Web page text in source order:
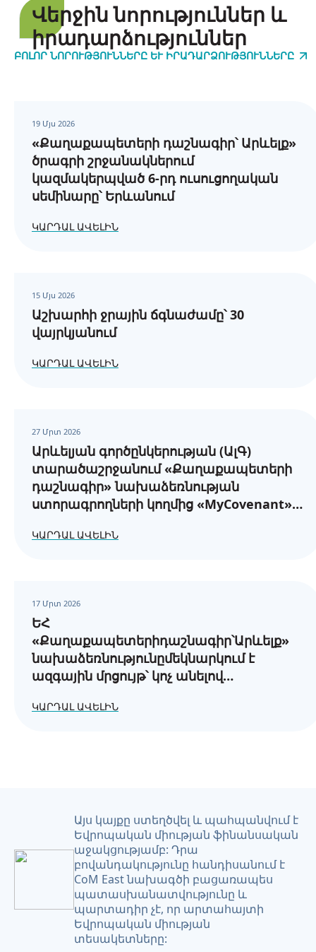
Վերջին նորություններ և
իրադարձություններ
ԲՈԼՈՐ ՆՈՐՈՒԹՅՈՒՆՆԵՐԸ ԵՒ ԻՐԱԴԱՐՁՈՒԹՅՈՒՆՆԵՐԸ
19 Մյս 2026
«Քաղաքապետերի դաշնագիր՝ Արևելք»
ծրագրի շրջանակներում
կազմակերպված 6-րդ ուսուցողական
սեմինարը՝ Երևանում
ԿԱՐԴԱԼ ԱՎԵԼԻՆ
15 Մյս 2026
Աշխարհի ջրային ճգնաժամը՝ 30
վայրկյանում
ԿԱՐԴԱԼ ԱՎԵԼԻՆ
27 Մրտ 2026
Արևելյան գործընկերության (ԱլԳ)
տարածաշրջանում «Քաղաքապետերի
դաշնագիր» նախաձեռնության
ստորագրողների կողմից «MyCovenant»
հասանելիության և էներգետիկ
ԿԱՐԴԱԼ ԱՎԵԼԻՆ
17 Մրտ 2026
ԵՀ
«Քաղաքապետերիդաշնագիր՝Արևելք»
նախաձեռնությունըմեկնարկում է
ազգային մրցույթ՝ կոչ անելով
որոնքընտրելենկայունզարգացմանուղին:
ԿԱՐԴԱԼ ԱՎԵԼԻՆ
Այս կայքը ստեղծվել և պահպանվում է
Եվրոպական միության ֆինանսական
աջակցությամբ: Դրա
բովանդակությունը հանդիսանում է
CoM East նախագծի բացառապես
պատասխանատվությունը և
պարտադիր չէ, որ արտահայտի
Եվրոպական միության
տեսակետները: